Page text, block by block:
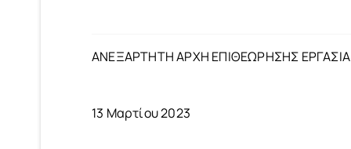
ΑΝΕΞΑΡΤΗΤΗ ΑΡΧΗ ΕΠΙΘΕΩΡΗΣΗΣ
13 Μαρτίου 2023